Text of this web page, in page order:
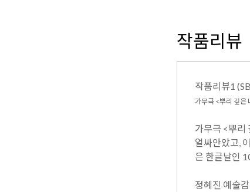
작품리뷰
작품리뷰1
가무극 <뿌리 깊은
가무극 <뿌리
얼싸안았고,
은 한글날인
정혜진 예술